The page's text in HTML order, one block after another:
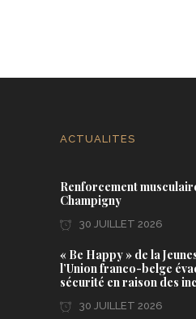
ACTUALITES
Renforcement
Champigny
30 JUILLET 2026
« Be Happy » de la
l’Union franco-belge
sécurité en raison des
30 JUILLET 2026